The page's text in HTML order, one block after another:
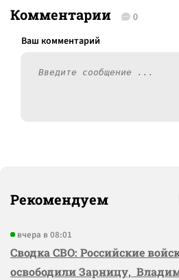
Комментарии 0
Рекомендуем
вчера в 08:01
Сводка СВО: Российские
освободили Зарницу,